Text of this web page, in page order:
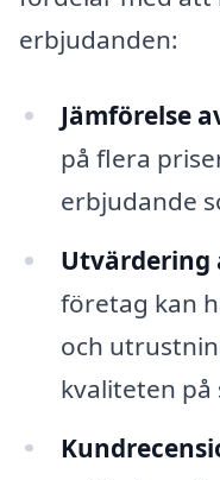
erbjudanden:
Jämförelse
på flera
erbjudande
Utvärdering
företag kan
och
kvaliteten på